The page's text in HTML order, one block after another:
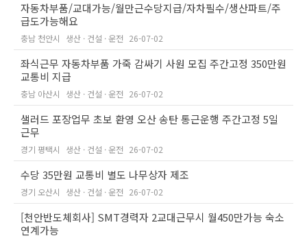
자동차부품/교대가능/월만근수당지급/자차필수/생산파트/주
급도가능해요
충남 천안시 생산 · 건설 · 운전 26-07-02
좌식근무 자동차부품 가죽 감싸기 사원 모집 주간고정 350만원
교통비 지급
충남 아산시 생산 · 건설 · 운전 26-07-02
샐러드 포장업무 초보 환영 오산 송탄 통근운행 주간고정 5일
근무
경기 평택시 생산 · 건설 · 운전 26-07-02
수당 35만원 교통비 별도 나무상자 제조
경기 오산시 생산 · 건설 · 운전 26-07-02
[천안반도체회사] SMT경력자 2교대근무시 월450만가능 숙소
연계가능